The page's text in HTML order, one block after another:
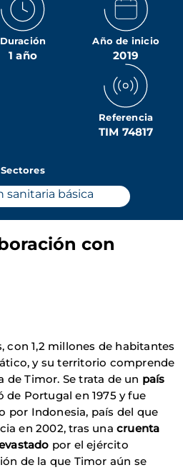
Duración
1 año
Año de inicio
2019
Referencia
TIM 74817
Sectores
sanitaria básica
con
con 1,2 millones de habitantes
y su territorio comprende
de Timor. Se trata de un país
de Portugal en 1975 y fue
por Indonesia, país del que
en 2002, tras una cruenta
por el ejército
de la que Timor aún se